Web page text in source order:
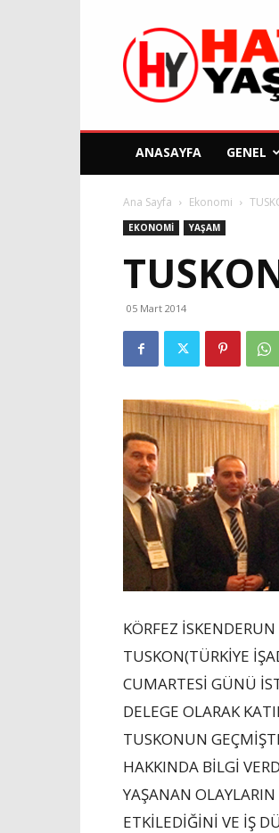
Hatay
Yaşam
Gazetesi
ANASAYFA GENEL
Ana Sayfa Ekonomi
EKONOMI YAŞAM
05 Mart 2014
KÖRFEZ
TUSKON(TÜRKİYE
CUMARTESİ GÜNÜ
DELEGE OLARAK
TUSKONUN
HAKKINDA BİLGİ
YAŞANAN
ETKİLEDİĞİNİ VE İŞ